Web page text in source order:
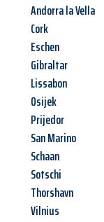
Andorra la Vella
Cork
Eschen
Gibraltar
Lissabon
Osijek
Prijedor
San Marino
Schaan
Sotschi
Thorshavn
Vilnius